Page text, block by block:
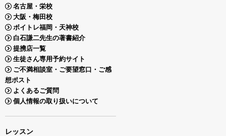
名古屋・栄校
大阪・梅田校
ボイトレ福岡・天神校
白石謙二先生の著書紹介
提携店一覧
生徒さん専用予約サイト
ご不満相談室・ご要望窓口・ご感
想ポスト
よくあるご質問
個人情報の取り扱いについて
レッスン